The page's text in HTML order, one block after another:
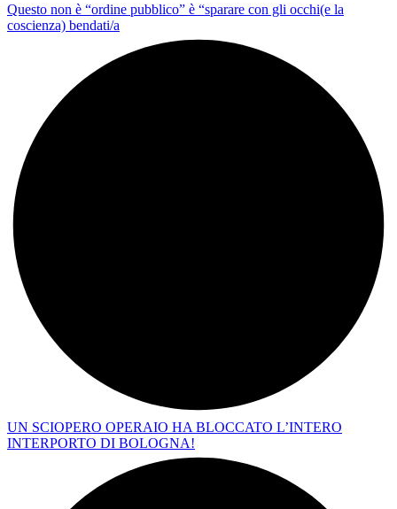
Questo non è “ordine pubblico” è “sparare con gli occhi(e la
coscienza) bendati/a
UN SCIOPERO OPERAIO HA BLOCCATO L’INTERO
INTERPORTO DI BOLOGNA!